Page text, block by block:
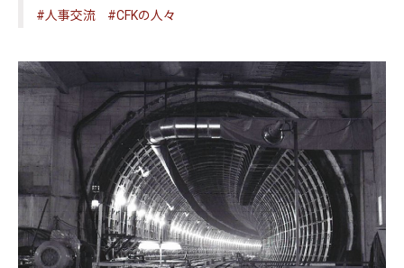
#人事交流
#CFKの人々